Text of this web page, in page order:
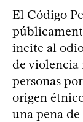
El Código
incite al
de violencia
personas
origen
una pena de